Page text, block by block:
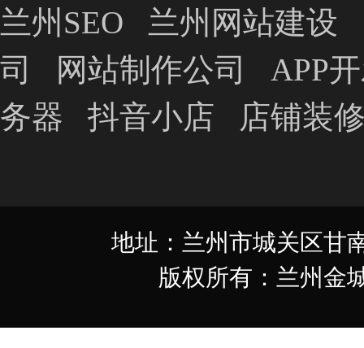
兰州SEO 兰州网站建设
司
网站制作公司
APP
务器
抖音小店 店铺装
地址：兰州市城关区甘
版权所有：兰州金